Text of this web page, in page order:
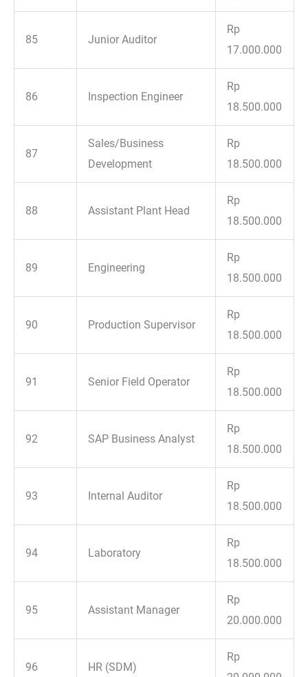
85 Junior Auditor
Rp
17.000.000
86 Inspection Engineer
Rp
18.500.000
87
Sales/Business
Development
Rp
18.500.000
88 Assistant Plant Head
Rp
18.500.000
89 Engineering
Rp
18.500.000
90 Production Supervisor
Rp
18.500.000
91 Senior Field Operator
Rp
18.500.000
92 SAP Business Analyst
Rp
18.500.000
93 Internal Auditor
Rp
18.500.000
94 Laboratory
Rp
18.500.000
95 Assistant Manager
Rp
20.000.000
96 HR (SDM)
Rp